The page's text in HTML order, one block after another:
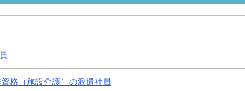
格（施設介護）の派遣社員